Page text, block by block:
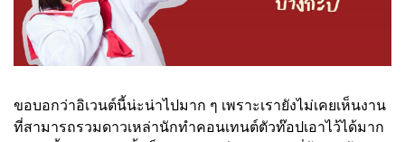
ขอบอกว่าอิเวนต์นี้น่ะน่าไปมาก ๆ เพราะเรายังไม่เคยเห็นงาน
ที่สามารถรวมดาวเหล่านักทำคอนเทนต์ตัวท๊อปเอาไว้ได้มาก